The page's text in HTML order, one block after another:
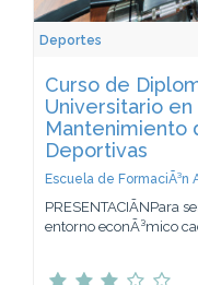
Deportes
Curso de
Universitario en
Mantenimiento
Deportivas
Escuela de FormaciÃ³n
PRESENTACIÃNPara
entorno econÃ³mico